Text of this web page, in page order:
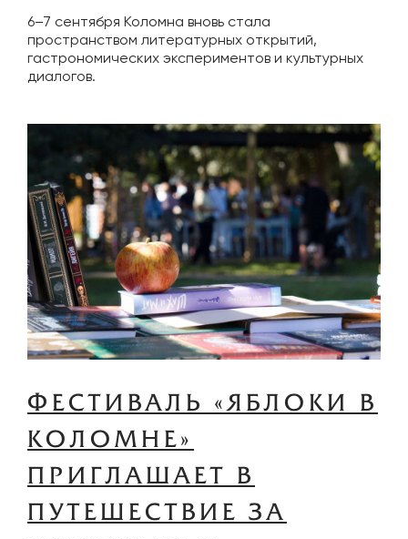
6–7 сентября Коломна вновь стала
пространством литературных открытий,
гастрономических экспериментов и культурных
диалогов.
ФЕСТИВАЛЬ «ЯБЛОКИ В
КОЛОМНЕ»
ПРИГЛАШАЕТ В
ПУТЕШЕСТВИЕ ЗА